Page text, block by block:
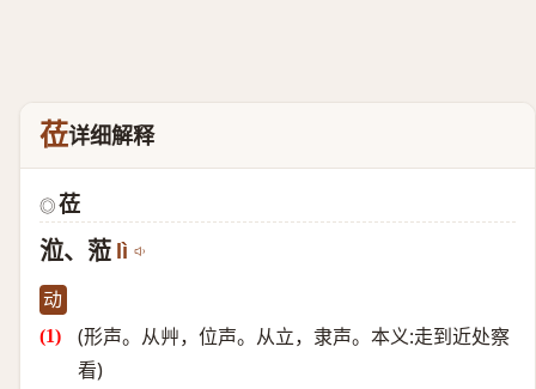
莅详细解释
◎ 莅
涖、蒞 lì
动
(形声。从艸，位声。从立，隶声。本义:走到近处察
看)